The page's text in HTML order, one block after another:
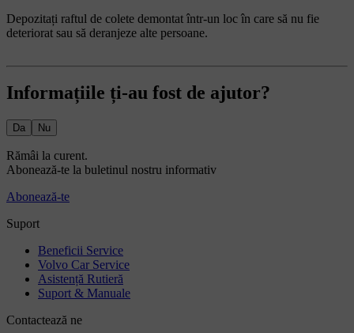
Depozitați raftul de colete demontat într-un loc în care să nu fie
deteriorat sau să deranjeze alte persoane.
Informațiile ți-au fost de ajutor?
Da Nu